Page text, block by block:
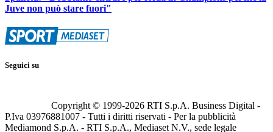
Juve non può stare fuori"
Seguici su
Copyright © 1999-2026 RTI S.p.A. Business Digital -
P.Iva 03976881007 - Tutti i diritti riservati - Per la pubblicità
Mediamond S.p.A. - RTI S.p.A., Mediaset N.V., sede legale